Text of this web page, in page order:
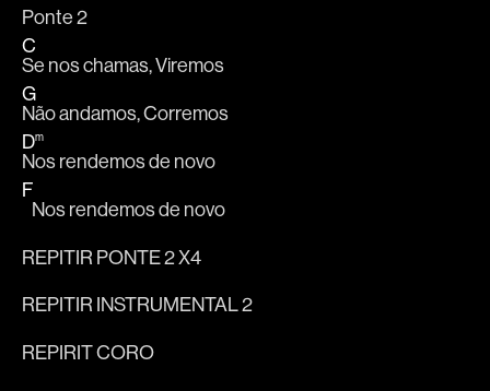
Ponte 2
C
Se nos chamas, Viremos
G
Dm
Nos rendemos de novo
F
   Nos rendemos de novo
REPITIR PONTE 2 X4
REPITIR INSTRUMENTAL 2
REPIRIT CORO